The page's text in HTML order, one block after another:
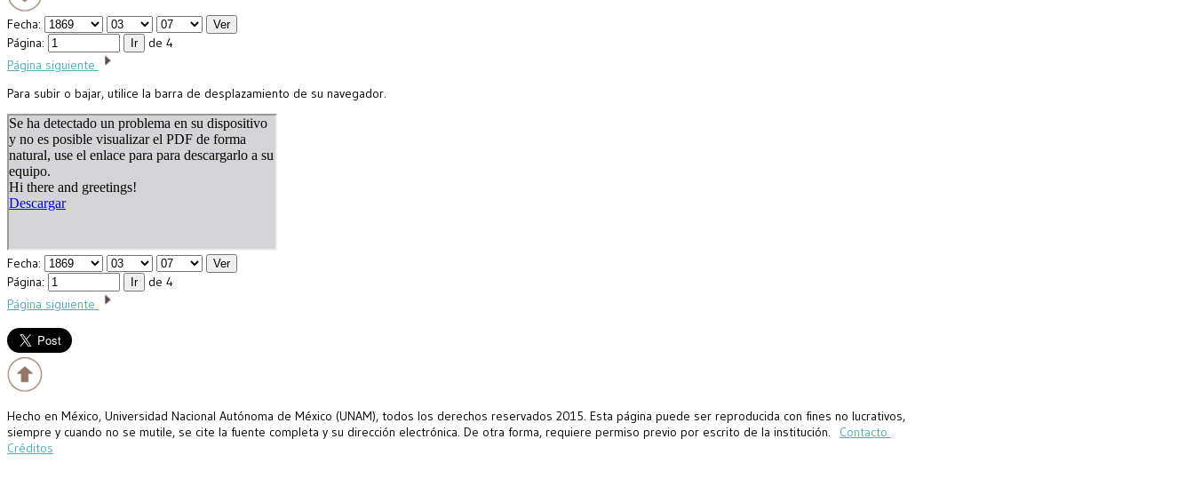
Fecha:
Página:
de 4
Página siguiente
Para subir o bajar, utilice la barra de desplazamiento de su navegador.
Fecha:
Página:
de 4
Página siguiente
Hecho en México, Universidad Nacional Autónoma de México (UNAM), todos los derechos reservados 2015. Esta página puede ser reproducida con fines no lucrativos,
siempre y cuando no se mutile, se cite la fuente completa y su dirección electrónica. De otra forma, requiere permiso previo por escrito de la institución. Contacto
Créditos